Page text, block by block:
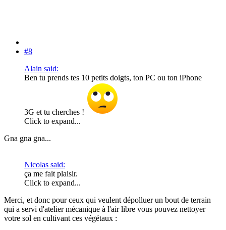
#8
Alain said:
Ben tu prends tes 10 petits doigts, ton PC ou ton iPhone
3G et tu cherches !
Click to expand...
Gna gna gna...
Nicolas said:
ça me fait plaisir.
Click to expand...
Merci, et donc pour ceux qui veulent dépolluer un bout de terrain
qui a servi d'atelier mécanique à l'air libre vous pouvez nettoyer
votre sol en cultivant ces végétaux :